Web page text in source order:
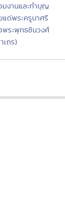
งานและทำบุญ
ด่พระครูบาศรี
พระพุทธชินวงศ์
ถร)